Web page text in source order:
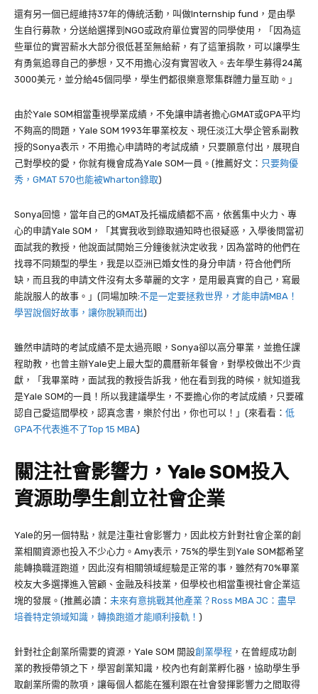
還有另一個已經維持37年的傳統活動，叫做Internship fund，是由學
生自行募款，分送給選擇到NGO或政府單位實習的同學使用，「因為這
些單位的實習薪水大部分很低甚至無給薪，有了這筆捐款，可以讓學生
有勇氣追尋自己的夢想，又不用擔心沒有實習收入。去年學生募得24萬
3000美元，並分給45個同學，學生們都很樂意聚集群體力量互助。」
由於Yale SOM相當重視學業成績，不免讓申請者擔心GMAT或GPA平均
不夠高的問題，Yale SOM 1993年畢業校友、現任淡江大學企管系副教
授的Sonya表示，不用擔心申請時的考試成績，只要願意付出，展現自
己對學校的愛，你就有機會成為Yale SOM一員。(推薦好文： 只要夠優
秀，GMAT 570也能被Wharton錄取)
Sonya回憶，當年自己的GMAT及托福成績都不高，依舊集中火力、專
心的申請Yale SOM，「其實我收到錄取通知時也很疑惑，入學後問當初
面試我的教授，他說面試開始三分鐘後就決定收我，因為當時的他們在
找尋不同類型的學生，我是以亞洲已婚女性的身分申請，符合他們所
缺，而且我的申請文件沒有太多華麗的文字，是用最真實的自己，寫最
能說服人的故事。」(同場加映:不是一定要拯救世界，才能申請MBA！
學習說個好故事，讓你脫穎而出)
雖然申請時的考試成績不是太過亮眼，Sonya卻以高分畢業，並擔任課
程助教，也曾主辦Yale史上最大型的農曆新年餐會，對學校做出不少貢
獻，「我畢業時，面試我的教授告訴我，他在看到我的時候，就知道我
是Yale SOM的一員！所以我建議學生，不要擔心你的考試成績，只要確
認自己愛這間學校，認真念書，樂於付出，你也可以！」(來看看： 低
GPA不代表進不了Top 15 MBA)
關注社會影響力，Yale SOM投入
資源助學生創立社會企業
Yale的另一個特點，就是注重社會影響力，因此校方針對社會企業的創
業相關資源也投入不少心力。 Amy表示， 75%的學生到Yale SOM都希望
能轉換職涯跑道，因此沒有相關領域經驗是正常的事，雖然有70%畢業
校友大多選擇進入管顧、金融及科技業，但學校也相當重視社會企業這
塊的發展。(推薦必讀： 未來有意挑戰其他產業？Ross MBA JC：盡早
培養特定領域知識，轉換跑道才能順利接軌！ )
針對社企創業所需要的資源， Yale SOM 開設創業學程 ，在曾經成功創
業的教授帶領之下，學習創業知識，校內也有創業孵化器，協助學生爭
取創業所需的款項，讓每個人都能在獲利跟在社會發揮影響力之間取得